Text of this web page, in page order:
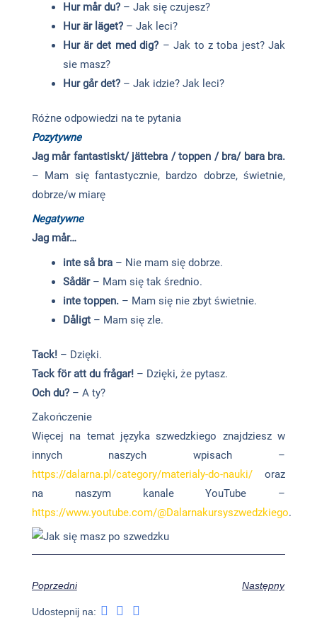
Hur mår du?– Jak się czujesz?
Hur är läget?– Jak leci?
Hur är det med dig? – Jak to z toba jest? Jak
sie masz?
Hur går det? – Jak idzie? Jak leci?
Różne odpowiedzi na te pytania
Pozytywne
Jag mår fantastiskt/ jättebra / toppen / bra/ bara bra.
– Mam się fantastycznie, bardzo dobrze, świetnie,
dobrze/w miarę
Negatywne
Jag mår…
inte så bra– Nie mam się dobrze.
Sådär – Mam się tak średnio.
inte toppen.– Mam się nie zbyt świetnie.
Dåligt– Mam się zle.
Tack! – Dzięki.
Tack för att du frågar!– Dzięki, że pytasz.
Och du? – A ty?
Zakończenie
Więcej na temat języka szwedzkiego znajdziesz w
innych naszych wpisach –
https://dalarna.pl/category/materialy-do-nauki/oraz
na naszym kanale YouTube –
https://www.youtube.com/@Dalarnakursyszwedzkiego.
Poprzedni Następny
Udostepnij na: